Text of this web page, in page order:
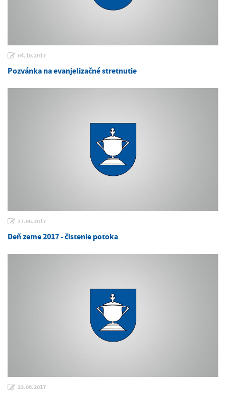
04.10.2017
Pozvánka na evanjelizačné stretnutie
27.06.2017
Deň zeme 2017 - čistenie potoka
23.06.2017